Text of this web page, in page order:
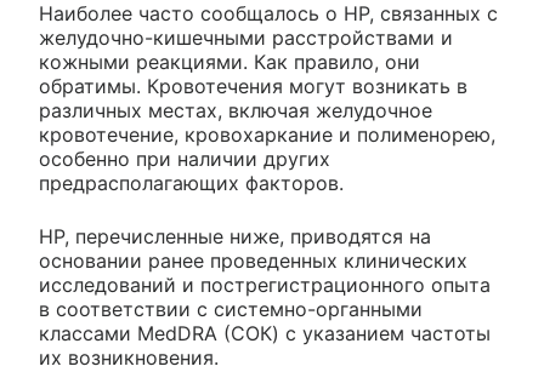
Наиболее часто сообщалось о НР, связанных с
желудочно-кишечными расстройствами и
кожными реакциями. Как правило, они
обратимы. Кровотечения могут возникать в
различных местах, включая желудочное
кровотечение, кровохаркание и полименорею,
особенно при наличии других
предрасполагающих факторов.
НР, перечисленные ниже, приводятся на
основании ранее проведенных клинических
исследований и пострегистрационного опыта
в соответствии с системно-органными
классами MedDRA (СОК) с указанием частоты
их возникновения.